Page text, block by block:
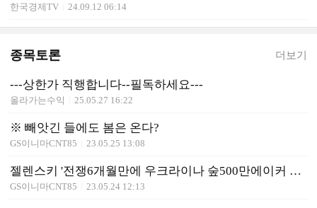
한국경제TV 24.09.12 06:14
종목토론 더보기
---상한가 직행합니다--필독하세요---
올라가는수익 25.05.27 16:22
※ 빼앗긴 들에도 봄은 온다?
GS이니마CNT85 23.05.25 13:08
젤렌스키 '전쟁6개월만에 우크라이나 숲500만에이커 파괴'
GS이니마CNT85 23.05.24 12:13